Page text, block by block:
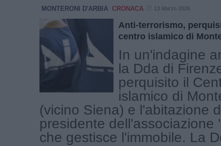
MONTERONI D'ARBIA CRONACA 13 Marzo 2026
Anti-terrorismo,
centro islamico di
In un'indagine
la Dda di
perquisito il
islamico di
(vicino Siena) e l'abitazione
presidente dell'associazione
che gestisce l'immobile. La